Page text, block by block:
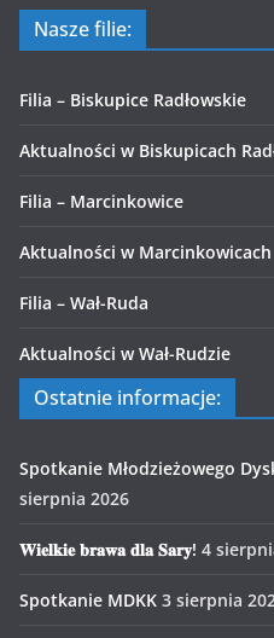
Nasze filie:
Filia – Biskupice Radłowskie
Aktualności w Biskupicach
Filia – Marcinkowice
Aktualności w Marcinkowicach
Filia – Wał-Ruda
Aktualności w Wał-Rudzie
Ostatnie informacje:
Spotkanie Młodzieżowego
sierpnia 2026
𝐖𝐢𝐞𝐥𝐤𝐢𝐞 𝐛𝐫𝐚𝐰𝐚 𝐝𝐥𝐚 𝐒𝐚𝐫𝐲! 4
Spotkanie MDKK 3 sierpnia